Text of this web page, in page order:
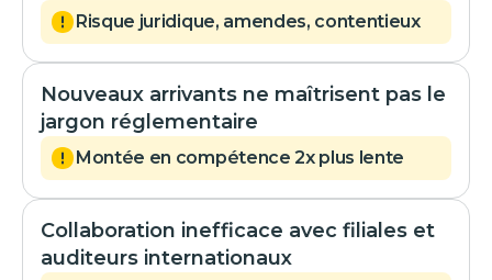
Risque juridique, amendes, contentieux
Nouveaux arrivants ne maîtrisent pas le
jargon réglementaire
Montée en compétence 2x plus lente
Collaboration inefficace avec filiales et
auditeurs internationaux